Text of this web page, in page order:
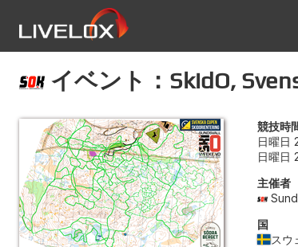
イベント：SkidO,
競技時
日曜日
日曜日
主催者
国
スウ